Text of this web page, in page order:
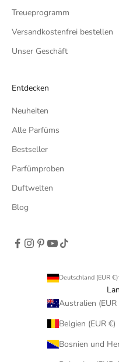
Treueprogramm
Versandkostenfrei bestellen
Unser Geschäft
Entdecken
Neuheiten
Alle Parfüms
Bestseller
Parfümproben
Duftwelten
Blog
Deutschland (EUR €)
Australien (EUR
Belgien (EUR €)
Bosnien und